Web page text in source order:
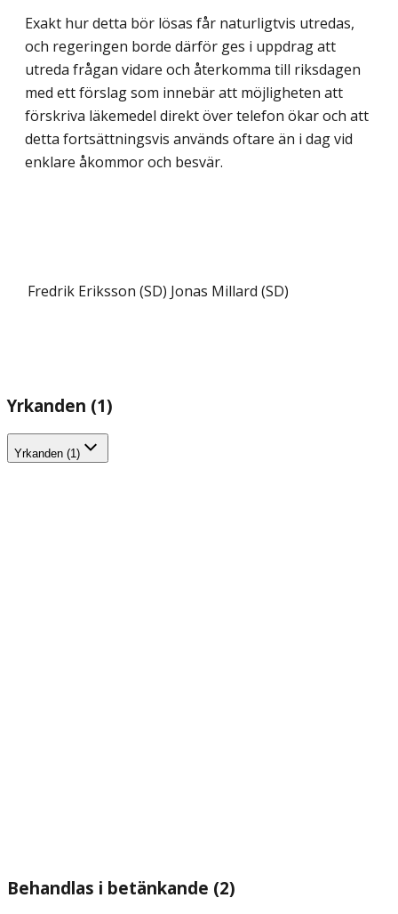
Exakt hur detta bör lösas får naturligtvis utredas,
och regeringen borde därför ges i uppdrag att
utreda frågan vidare och återkomma till riksdagen
med ett förslag som innebär att möjligheten att
förskriva läkemedel direkt över telefon ökar och att
detta fortsättningsvis används oftare än i dag vid
enklare åkommor och besvär.
Fredrik Eriksson (SD) Jonas Millard (SD)
Yrkanden (1)
Yrkanden (1)
Behandlas i betänkande (2)